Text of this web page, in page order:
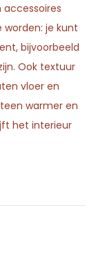
je kunt
bijvoorbeeld
Ook textuur
vloer en
warmer en
het interieur